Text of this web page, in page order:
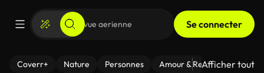
Se connecter
Coverr+ Nature Personnes Amour & Relations Le
Afficher tout